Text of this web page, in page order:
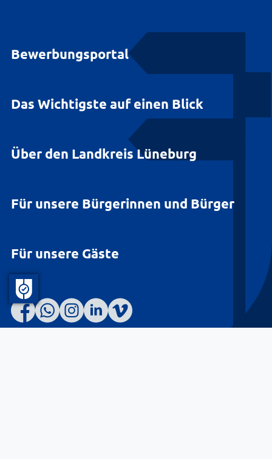
Bewerbungsportal
Das Wichtigste auf einen Blick
Über den Landkreis Lüneburg
Für unsere Bürgerinnen und Bürger
Für unsere Gäste